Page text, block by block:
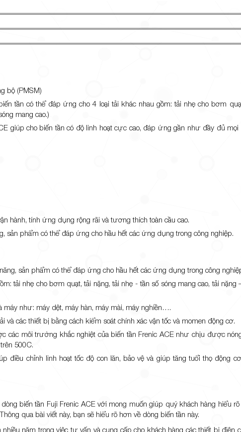
bộ (PMSM)
tần có thể đáp ứng cho 4 loại tải khác nhau gồm: tải nhẹ cho bơm
mang cao.)
giúp cho biến tần có độ linh hoạt cực cao, đáp ứng gần như đầy đủ
hành, tính ứng dụng rộng rãi và tương thích toàn cầu cao.
sản phẩm có thể đáp ứng cho hầu hết các ứng dụng trong công nghiệp.
sản phẩm có thể đáp ứng cho hầu hết các ứng dụng trong công
tải nhẹ cho bơm quạt, tải nặng, tải nhẹ - tần số sóng mang cao, tải nặng
máy như: máy dệt, máy hàn, máy mài, máy nghiền….
và các thiết bị bằng cách kiểm soát chính xác vận tốc và momen động cơ.
môi trường khắc nghiệt của biến tần Frenic ACE như chịu được
500C.
điều chỉnh linh hoạt tốc độ con lăn, bảo vệ và giúp tăng tuổi thọ động
biến tần Fuji Frenic ACE với mong muốn giúp quý khách hàng hiểu
qua bài viết này, bạn sẽ hiểu rõ hơn về dòng biến tần này.
năm trong việc tư vấn và cung cấp cho khách hàng các thiết bị điện